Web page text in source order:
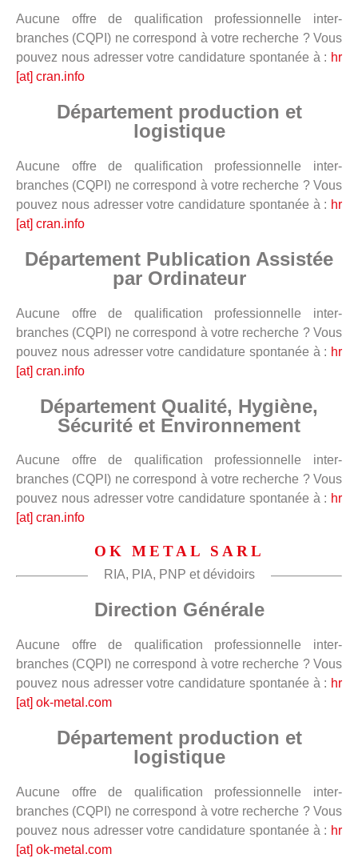
Aucune offre de qualification professionnelle inter-
branches (CQPI) ne correspond à votre recherche ? Vous
pouvez nous adresser votre candidature spontanée à : hr
[at] cran.info
Département production et
logistique
Aucune offre de qualification professionnelle inter-
branches (CQPI) ne correspond à votre recherche ? Vous
pouvez nous adresser votre candidature spontanée à : hr
[at] cran.info
Département Publication Assistée
par Ordinateur
Aucune offre de qualification professionnelle inter-
branches (CQPI) ne correspond à votre recherche ? Vous
pouvez nous adresser votre candidature spontanée à : hr
[at] cran.info
Département Qualité, Hygiène,
Sécurité et Environnement
Aucune offre de qualification professionnelle inter-
branches (CQPI) ne correspond à votre recherche ? Vous
pouvez nous adresser votre candidature spontanée à : hr
[at] cran.info
OK METAL SARL
RIA, PIA, PNP et dévidoirs
Direction Générale
Aucune offre de qualification professionnelle inter-
branches (CQPI) ne correspond à votre recherche ? Vous
pouvez nous adresser votre candidature spontanée à : hr
[at] ok-metal.com
Département production et
logistique
Aucune offre de qualification professionnelle inter-
branches (CQPI) ne correspond à votre recherche ? Vous
pouvez nous adresser votre candidature spontanée à : hr
[at] ok-metal.com